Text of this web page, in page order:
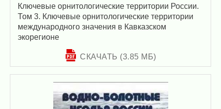
Ключевые орнитологические территории России.
Том 3. Ключевые орнитологические территории
международного значения в Кавказском
экорегионе
СКАЧАТЬ (3.85 МБ)